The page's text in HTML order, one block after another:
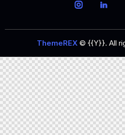
ThemeREX© {{Y}}. All